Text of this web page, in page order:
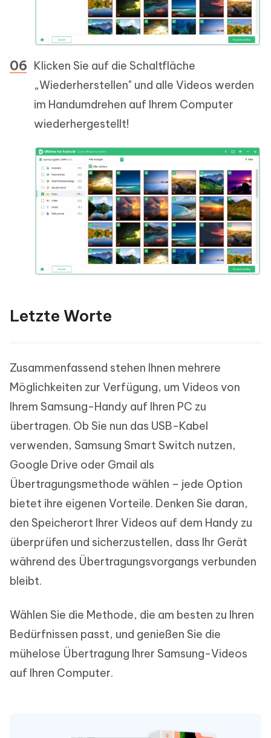
Klicken Sie auf die Schaltfläche
„Wiederherstellen" und alle Videos werden
im Handumdrehen auf Ihrem Computer
wiederhergestellt!
Letzte Worte
Zusammenfassend stehen Ihnen mehrere
Möglichkeiten zur Verfügung, um Videos von
Ihrem Samsung-Handy auf Ihren PC zu
übertragen. Ob Sie nun das USB-Kabel
verwenden, Samsung Smart Switch nutzen,
Google Drive oder Gmail als
Übertragungsmethode wählen – jede Option
bietet ihre eigenen Vorteile. Denken Sie daran,
den Speicherort Ihrer Videos auf dem Handy zu
überprüfen und sicherzustellen, dass Ihr Gerät
während des Übertragungsvorgangs verbunden
bleibt.
Wählen Sie die Methode, die am besten zu Ihren
Bedürfnissen passt, und genießen Sie die
mühelose Übertragung Ihrer Samsung-Videos
auf Ihren Computer.